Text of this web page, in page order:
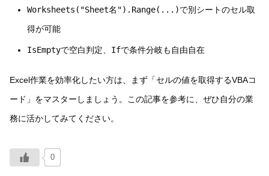
Worksheets("Sheet名").Range(...)で別シートのセル取
得が可能
IsEmptyで空白判定、 Ifで条件分岐も自由自在
Excel作業を効率化したい方は、まず「セルの値を取得するVBAコ
ード」をマスターしましょう。この記事を参考に、ぜひ自分の業
務に活かしてみてください。
0